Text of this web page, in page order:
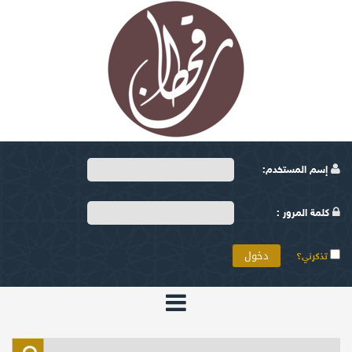
إسم المستخدم:
كلمة المرور :
تذكرني؟